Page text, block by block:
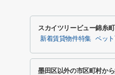
スカイツリービュー錦糸
新着賃貸物件特集 ペッ
墨田区以外の市区町村か